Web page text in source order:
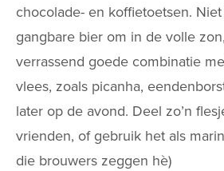
chocolade- en koffietoetsen.
gangbare bier om in de volle
verrassend goede combinatie
vlees, zoals picanha,
later op de avond. Deel zo’n
vrienden, of gebruik het als
die brouwers zeggen hè)